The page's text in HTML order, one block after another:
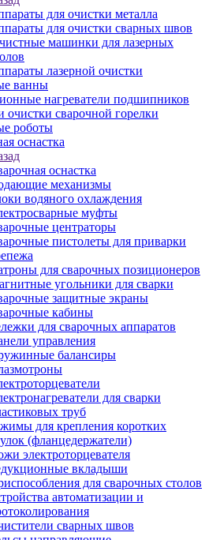
для очистки металла
для очистки сварных швов
машинки для лазерных
лазерной очистки
ванны
нагреватели подшипников
очистки сварочной горелки
роботы
оснастка
оснастка
механизмы
водяного охлаждения
муфты
центраторы
пистолеты для приварки
для сварочных позиционеров
угольники для сварки
защитные экраны
кабины
для сварочных аппаратов
управления
балансиры
для сварки
труб
для крепления коротких
(фланцедержатели)
электроторцевателя
вкладыши
для сварочных столов
автоматизации и
сварных швов